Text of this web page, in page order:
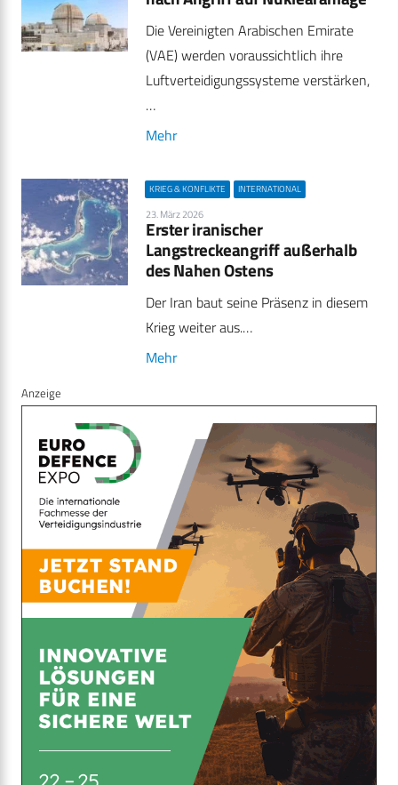
Die Vereinigten Arabischen Emirate
(VAE) werden voraussichtlich ihre
Luftverteidigungssysteme verstärken,
…
Mehr
KRIEG & KONFLIKTE INTERNATIONAL
23. März 2026
Erster iranischer
Langstreckeangriff außerhalb
des Nahen Ostens
Der Iran baut seine Präsenz in diesem
Krieg weiter aus.…
Mehr
Anzeige